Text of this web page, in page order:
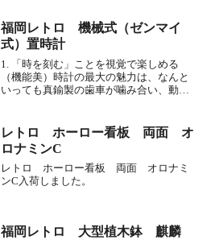
福岡レトロ 機械式（ゼンマイ
式）置時計
1. 「時を刻む」ことを視覚で楽しめる
（機能美）時計の最大の魅力は、なんと
いっても真鍮製の歯車が噛み合い、動い
に揺れる様子は、まるで時計が生きてい
るかのような「生命...
レトロ ホーロー看板 両面 オ
ロナミンC
レトロ ホーロー看板 両面 オロナミ
ンC入荷しました。
福岡レトロ 大型植木鉢 麒麟